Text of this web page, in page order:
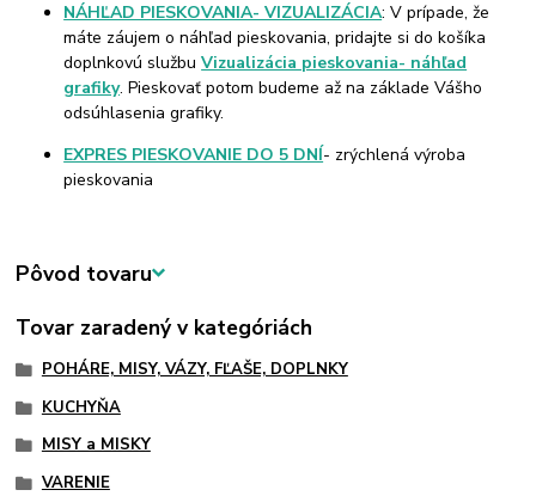
NÁHĽAD PIESKOVANIA- VIZUALIZÁCIA: V prípade, že
máte záujem o náhľad pieskovania, pridajte si do košíka
doplnkovú službuVizualizácia pieskovania- náhľad
grafiky. Pieskovať potom budeme až na základe Vášho
odsúhlasenia grafiky.
EXPRES PIESKOVANIE DO 5 DNÍ- zrýchlená výroba
pieskovania
Pôvod tovaru
Tovar zaradený v kategóriách
POHÁRE, MISY, VÁZY, FĽAŠE, DOPLNKY
KUCHYŇA
MISY a MISKY
VARENIE